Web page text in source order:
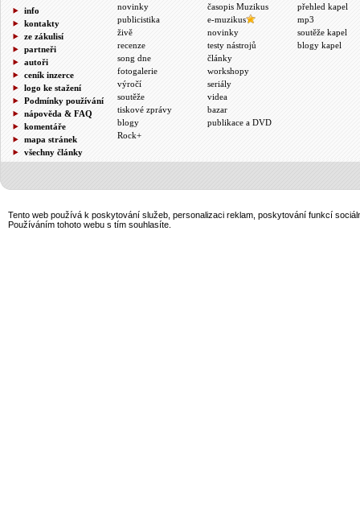
info
kontakty
ze zákulisí
partneři
autoři
ceník inzerce
logo ke stažení
Podmínky používání
nápověda & FAQ
komentáře
mapa stránek
všechny články
novinky
publicistika
živě
recenze
song dne
fotogalerie
výročí
soutěže
tiskové zprávy
blogy
Rock+
časopis Muzikus
e-muzikus
novinky
testy nástrojů
články
workshopy
seriály
videa
bazar
publikace a DVD
přehled kapel
mp3
soutěže kapel
blogy kapel
Tento web používá k poskytování služeb, personalizaci reklam, poskytování funkcí
Používáním tohoto webu s tím souhlasíte.